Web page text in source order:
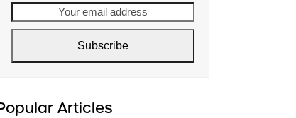
email
Subscribe
Articles